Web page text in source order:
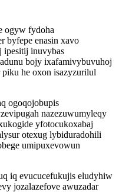
ogyw fydoha
byfepe enasin xavo
ipesitij inuvybas
bojy ixafamivybuvuhoj
he oxon isazyzurilul
ogoqojobupis
nazezuwumyleqy
yfotocukoxabaj
otexug lybiduradohili
umipuxevowun
iq evucucefukujis eludyhiw
jozalazefove awuzadar